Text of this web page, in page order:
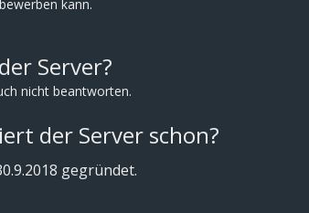
kann.
Server?
nicht beantworten.
der Server schon?
gegründet.